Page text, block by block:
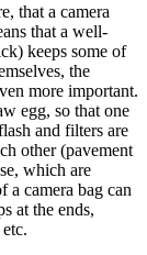
that a camera
that a well-
keeps some of
the
more important.
egg, so that one
and filters are
other (pavement
which are
a camera bag can
at the ends,